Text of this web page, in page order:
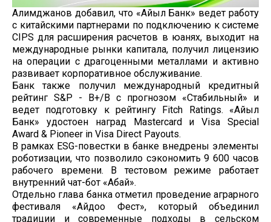
Алимджанов добавил, что «Айыл Банк» ведет работу
с китайскими партнерами по подключению к системе
CIPS для расширения расчетов в юанях, выходит на
международные рынки капитала, получил лицензию
на операции с драгоценными металлами и активно
развивает корпоративное обслуживание.
Банк также получил международный кредитный
рейтинг S&P - B+/B с прогнозом «Стабильный» и
ведет подготовку к рейтингу Fitch Ratings. «Айыл
Банк» удостоен наград Mastercard и Visa Special
Award & Pioneer in Visa Direct Payouts.
В рамках ESG-повестки в банке внедрены элементы
роботизации, что позволило сэкономить 9 600 часов
рабочего времени. В тестовом режиме работает
внутренний чат-бот «Абай».
Отдельно глава банка отметил проведение аграрного
фестиваля «Айдоо Фест», который объединил
традиции и современные подходы в сельском